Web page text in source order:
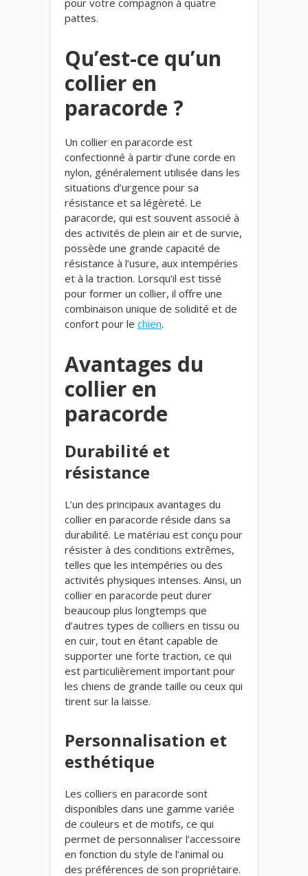
pour votre compagnon à quatre
pattes.
Qu’est-ce qu’un
collier en
paracorde ?
Un collier en paracorde est
confectionné à partir d’une corde en
nylon, généralement utilisée dans les
situations d’urgence pour sa
résistance et sa légèreté. Le
paracorde, qui est souvent associé à
des activités de plein air et de survie,
possède une grande capacité de
résistance à l’usure, aux intempéries
et à la traction. Lorsqu’il est tissé
pour former un collier, il offre une
combinaison unique de solidité et de
confort pour le chien.
Avantages du
collier en
paracorde
Durabilité et
résistance
L’un des principaux avantages du
collier en paracorde réside dans sa
durabilité. Le matériau est conçu pour
résister à des conditions extrêmes,
telles que les intempéries ou des
activités physiques intenses. Ainsi, un
collier en paracorde peut durer
beaucoup plus longtemps que
d’autres types de colliers en tissu ou
en cuir, tout en étant capable de
supporter une forte traction, ce qui
est particulièrement important pour
les chiens de grande taille ou ceux qui
tirent sur la laisse.
Personnalisation et
esthétique
Les colliers en paracorde sont
disponibles dans une gamme variée
de couleurs et de motifs, ce qui
permet de personnaliser l’accessoire
en fonction du style de l’animal ou
des préférences de son propriétaire.